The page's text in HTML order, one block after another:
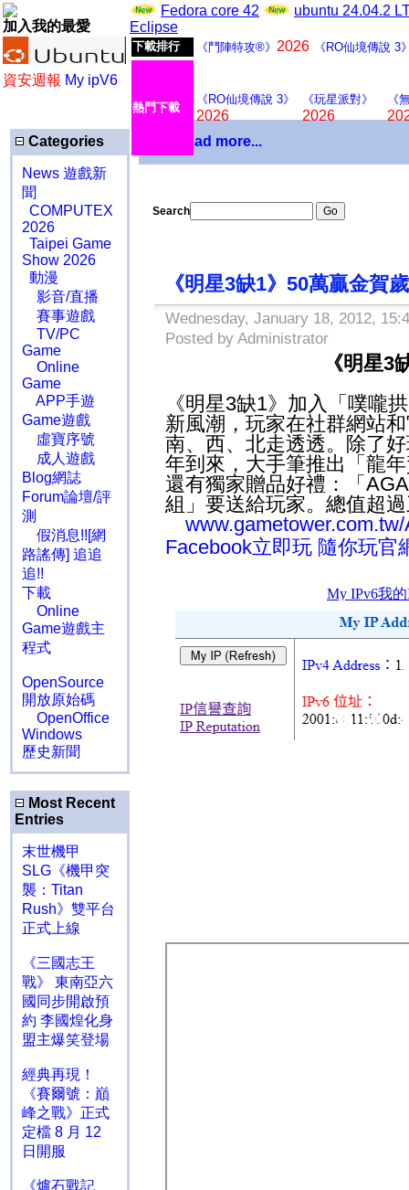
加入我的最愛
資安週報 My ipV6
Fedora core 42
ubuntu 24.04.2
Eclipse
下載排行 《鬥陣特攻®》 2026 《RO仙境傳說 3
熱門下載
《RO仙境傳說 3》
2026
《玩星派對》
2026
《
Categories
News 遊戲新
聞
COMPUTEX
2026
Taipei Game
Show 2026
動漫
影音/直播
賽事遊戲
TV/PC
Game
Online
Game
APP手遊
Game遊戲
虛寶序號
成人遊戲
Blog網誌
Forum論壇/評
測
假消息!![網
路謠傳] 追追
追!!
下載
Online
Game遊戲主
程式
OpenSource
開放原始碼
OpenOffice
Windows
歷史新聞
Most Recent
Entries
末世機甲
SLG《機甲突
襲：Titan
Rush》雙平台
正式上線
《三國志王
戰》 東南亞六
國同步開啟預
約 李國煌化身
盟主爆笑登場
經典再現！
《賽爾號：巔
峰之戰》正式
定檔 8 月 12
日開服
《爐石戰記
Download more...
Search
《明星3缺1》50萬贏金賀
Wednesday, January 18, 2012,
Posted by Administrator
《明星3
《明星3缺1》加入「噗嚨
新風潮，玩家在社群網站
南、西、北走透透。除了
年到來，大手筆推出「龍
還有獨家贈品好禮：「
組」要送給玩家。總值超
Facebook立即玩 隨你玩官